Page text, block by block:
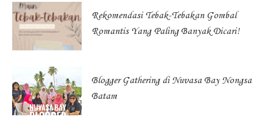
Rekomendasi Tebak-Tebakan Gombal
Romantis Yang Paling Banyak Dicari!
Blogger Gathering di Nuvasa Bay Nongsa
Batam